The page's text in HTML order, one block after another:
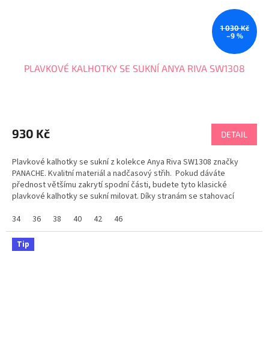
1 030 Kč
–9 %
PLAVKOVÉ KALHOTKY SE SUKNÍ ANYA RIVA SW1308
930 Kč DETAIL
Plavkové kalhotky se sukní z kolekce Anya Riva SW1308 značky
PANACHE. Kvalitní materiál a nadčasový střih. Pokud dáváte
přednost většímu zakrytí spodní části, budete tyto klasické
plavkové kalhotky se sukní milovat. Díky stranám se stahovací
34
36 38 40 42 46
Tip